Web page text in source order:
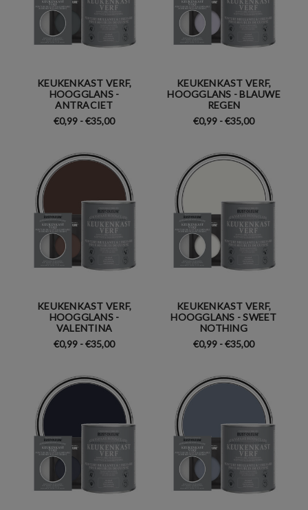
KEUKENKAST VERF,
HOOGGLANS -
ANTRACIET
€0,99 - €35,00
KEUKENKAST VERF,
HOOGGLANS - BLAUWE
REGEN
€0,99 - €35,00
KEUKENKAST VERF,
HOOGGLANS -
VALENTINA
€0,99 - €35,00
KEUKENKAST VERF,
HOOGGLANS - SWEET
NOTHING
€0,99 - €35,00